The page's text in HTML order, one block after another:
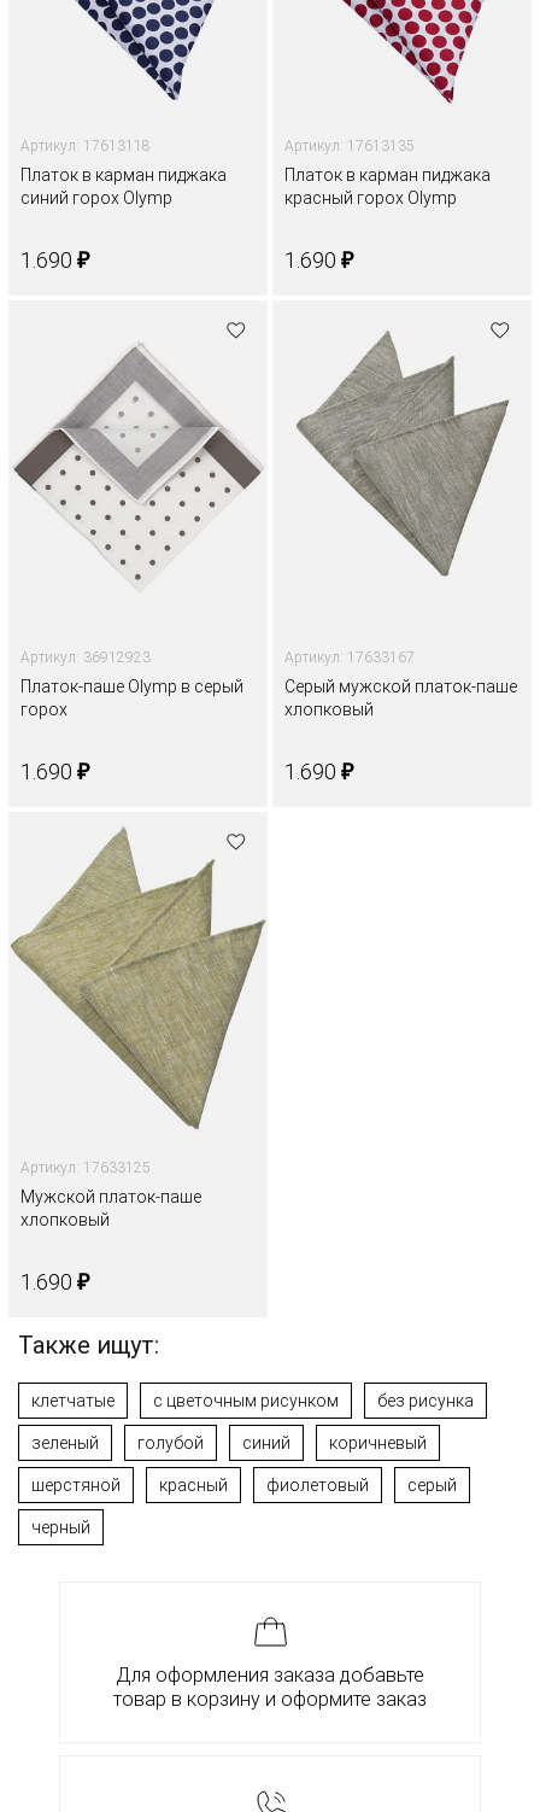
Артикул: 17613118
Платок в карман пиджака
синий горох Olymp
1.690 ₽
Артикул: 17613135
Платок в карман пиджака
красный горох Olymp
1.690 ₽
Артикул: 36912923
Платок-паше Olymp в серый
горох
1.690 ₽
Артикул: 17633167
Серый мужской платок-паше
хлопковый
1.690 ₽
Артикул: 17633125
Мужской платок-паше
хлопковый
1.690 ₽
Также ищут:
клетчатые с цветочным рисунком без рисунка
зеленый голубой синий коричневый
шерстяной красный фиолетовый серый
черный
Для оформления заказа добавьте
товар в корзину и оформите заказ